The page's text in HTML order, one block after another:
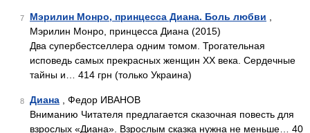
7 Мэрилин Монро, принцесса Диана. Боль любви
Мэрилин Монро, принцесса Диана (2015)
Два супербестселлера одним томом. Трогательная
исповедь самых прекрасных женщин XX века. Сердечные
тайны и… 414 грн (только Украина)
8 Диана , Федор ИВАНОВ
Вниманию Читателя предлагается сказочная повесть для
взрослых «Диана». Взрослым сказка нужна не меньше… 40